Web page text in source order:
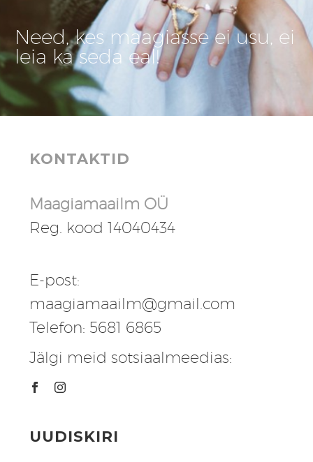
Need, kes maagiasse ei usu, ei
leia ka seda eal!
KONTAKTID
Maagiamaailm OÜ
Reg. kood 14040434
E-post:
maagiamaailm@gmail.com
Telefon: 5681 6865
Jälgi meid sotsiaalmeedias:
UUDISKIRI